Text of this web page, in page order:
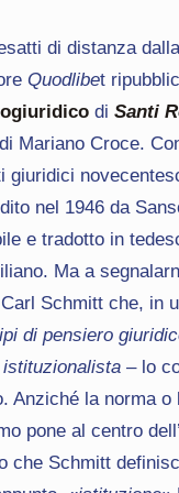
di distanza
Quodlibet
di Santi
Mariano Croce.
giuridici
nel 1946 da
e tradotto in
Ma a
Schmitt che, in
di pensiero
– lo
Anziché la norma o
pone al centro
che Schmitt